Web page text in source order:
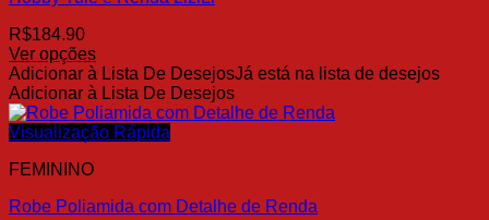
escolhidas
na
página
do
produto
R$184.90
Ver opções
Este
produto
tem
várias
As
podem
Adicionar à Lista De DesejosJá está na lista de desejos
Adicionar à Lista De Desejos
Visualização Rápida
FEMININO
Robe Poliamida com Detalhe de Renda